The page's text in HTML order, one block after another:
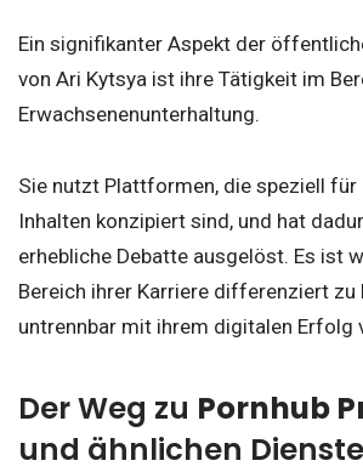
Ein signifikanter Aspekt der
von Ari Kytsya ist ihre Tätigkeit im
Erwachsenenunterhaltung.
Sie nutzt Plattformen, die speziell für
Inhalten konzipiert sind, und hat
erhebliche Debatte ausgelöst. Es ist
Bereich ihrer Karriere differenziert zu
untrennbar mit ihrem digitalen Erfolg
Der Weg zu Pornhub
und ähnlichen